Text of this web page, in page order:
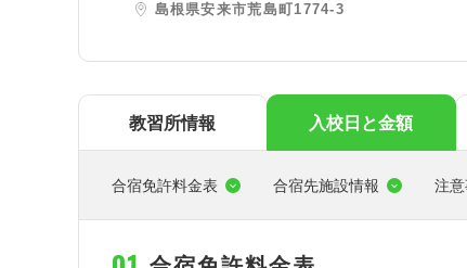
島根県安来市荒島町1774-3
教習所情報 入校日と金額
合宿免許料金表 合宿先施設情報 注